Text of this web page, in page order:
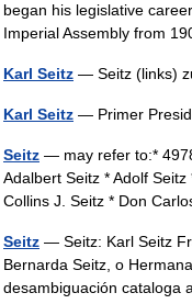
began his legislative
Imperial Assembly from
Karl Seitz — Seitz (links)
Karl Seitz — Primer
Seitz — may refer to:*
Adalbert Seitz * Adolf
Collins J. Seitz * Don
Seitz — Seitz: Karl Seitz
Bernarda Seitz, o
desambiguación